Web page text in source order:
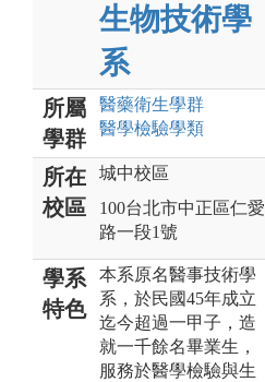
生物技術學
系
所屬
學群
醫藥衛生學群
醫學檢驗學類
所在
校區
城中校區
100台北市中正區仁愛
路一段1號
學系
特色
本系原名醫事技術學
系，於民國45年成立
迄今超過一甲子，造
就一千餘名畢業生，
服務於醫學檢驗與生